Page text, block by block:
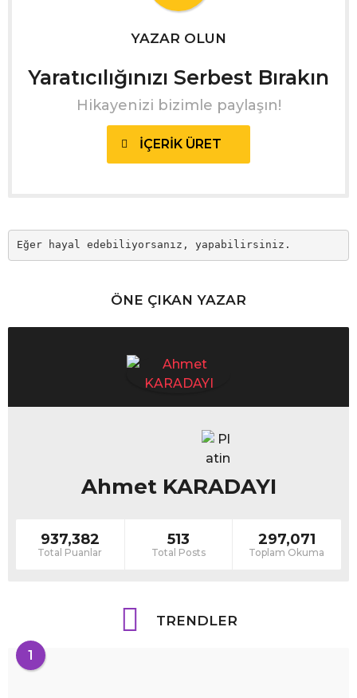
YAZAR OLUN
Yaratıcılığınızı Serbest Bırakın
Hikayenizi bizimle paylaşın!
İÇERIK ÜRET
Eğer hayal edebiliyorsanız, yapabilirsiniz.
ÖNE ÇIKAN YAZAR
Ahmet KARADAYI
937,382
Total Puanlar
513
Total Posts
297,071
Toplam Okuma
TRENDLER
1